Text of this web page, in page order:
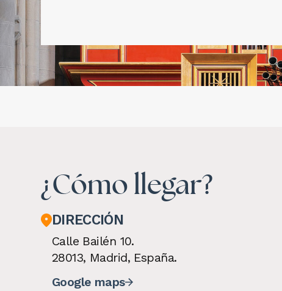
¿Cómo llegar?
DIRECCIÓN
Calle Bailén 10.
28013, Madrid, España.
Google maps